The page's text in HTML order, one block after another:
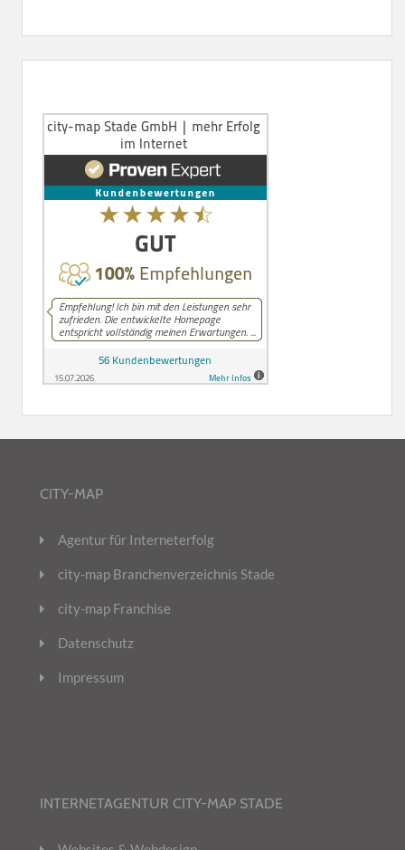
CITY-MAP
Agentur für Interneterfolg
city-map Branchenverzeichnis Stade
city-map Franchise
Datenschutz
Impressum
INTERNETAGENTUR CITY-MAP STADE